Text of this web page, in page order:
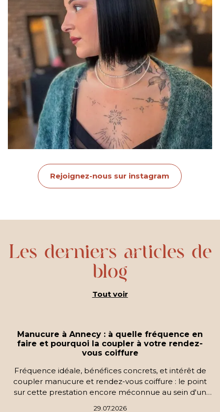
Rejoignez-nous sur instagram
Les derniers articles de
blog
Tout voir
Manucure à Annecy : à quelle fréquence en
faire et pourquoi la coupler à votre rendez-
vous coiffure
Fréquence idéale, bénéfices concrets, et intérêt de
coupler manucure et rendez-vous coiffure : le point
sur cette prestation encore méconnue au sein d'un
29.07.2026